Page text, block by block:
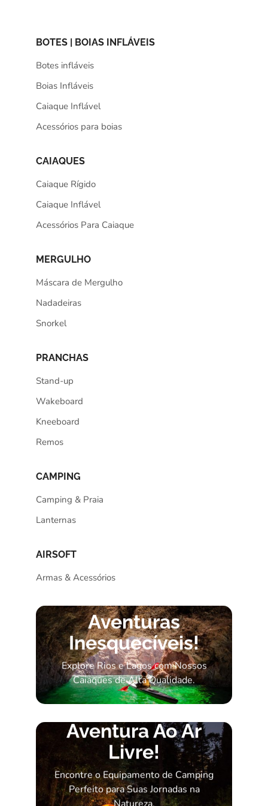
BOTES | BOIAS INFLÁVEIS
Botes infláveis
Boias Infláveis
Caiaque Inflável
Acessórios para boias
CAIAQUES
Caiaque Rígido
Caiaque Inflável
Acessórios Para Caiaque
MERGULHO
Máscara de Mergulho
Nadadeiras
Snorkel
PRANCHAS
Stand-up
Wakeboard
Kneeboard
Remos
CAMPING
Camping & Praia
Lanternas
AIRSOFT
Armas & Acessórios
Aventuras
Inesquecíveis!
Explore Rios e Lagos com Nossos
Caiaques de Alta Qualidade.
Aventura Ao Ar
Livre!
Encontre o Equipamento de Camping
Perfeito para Suas Jornadas na